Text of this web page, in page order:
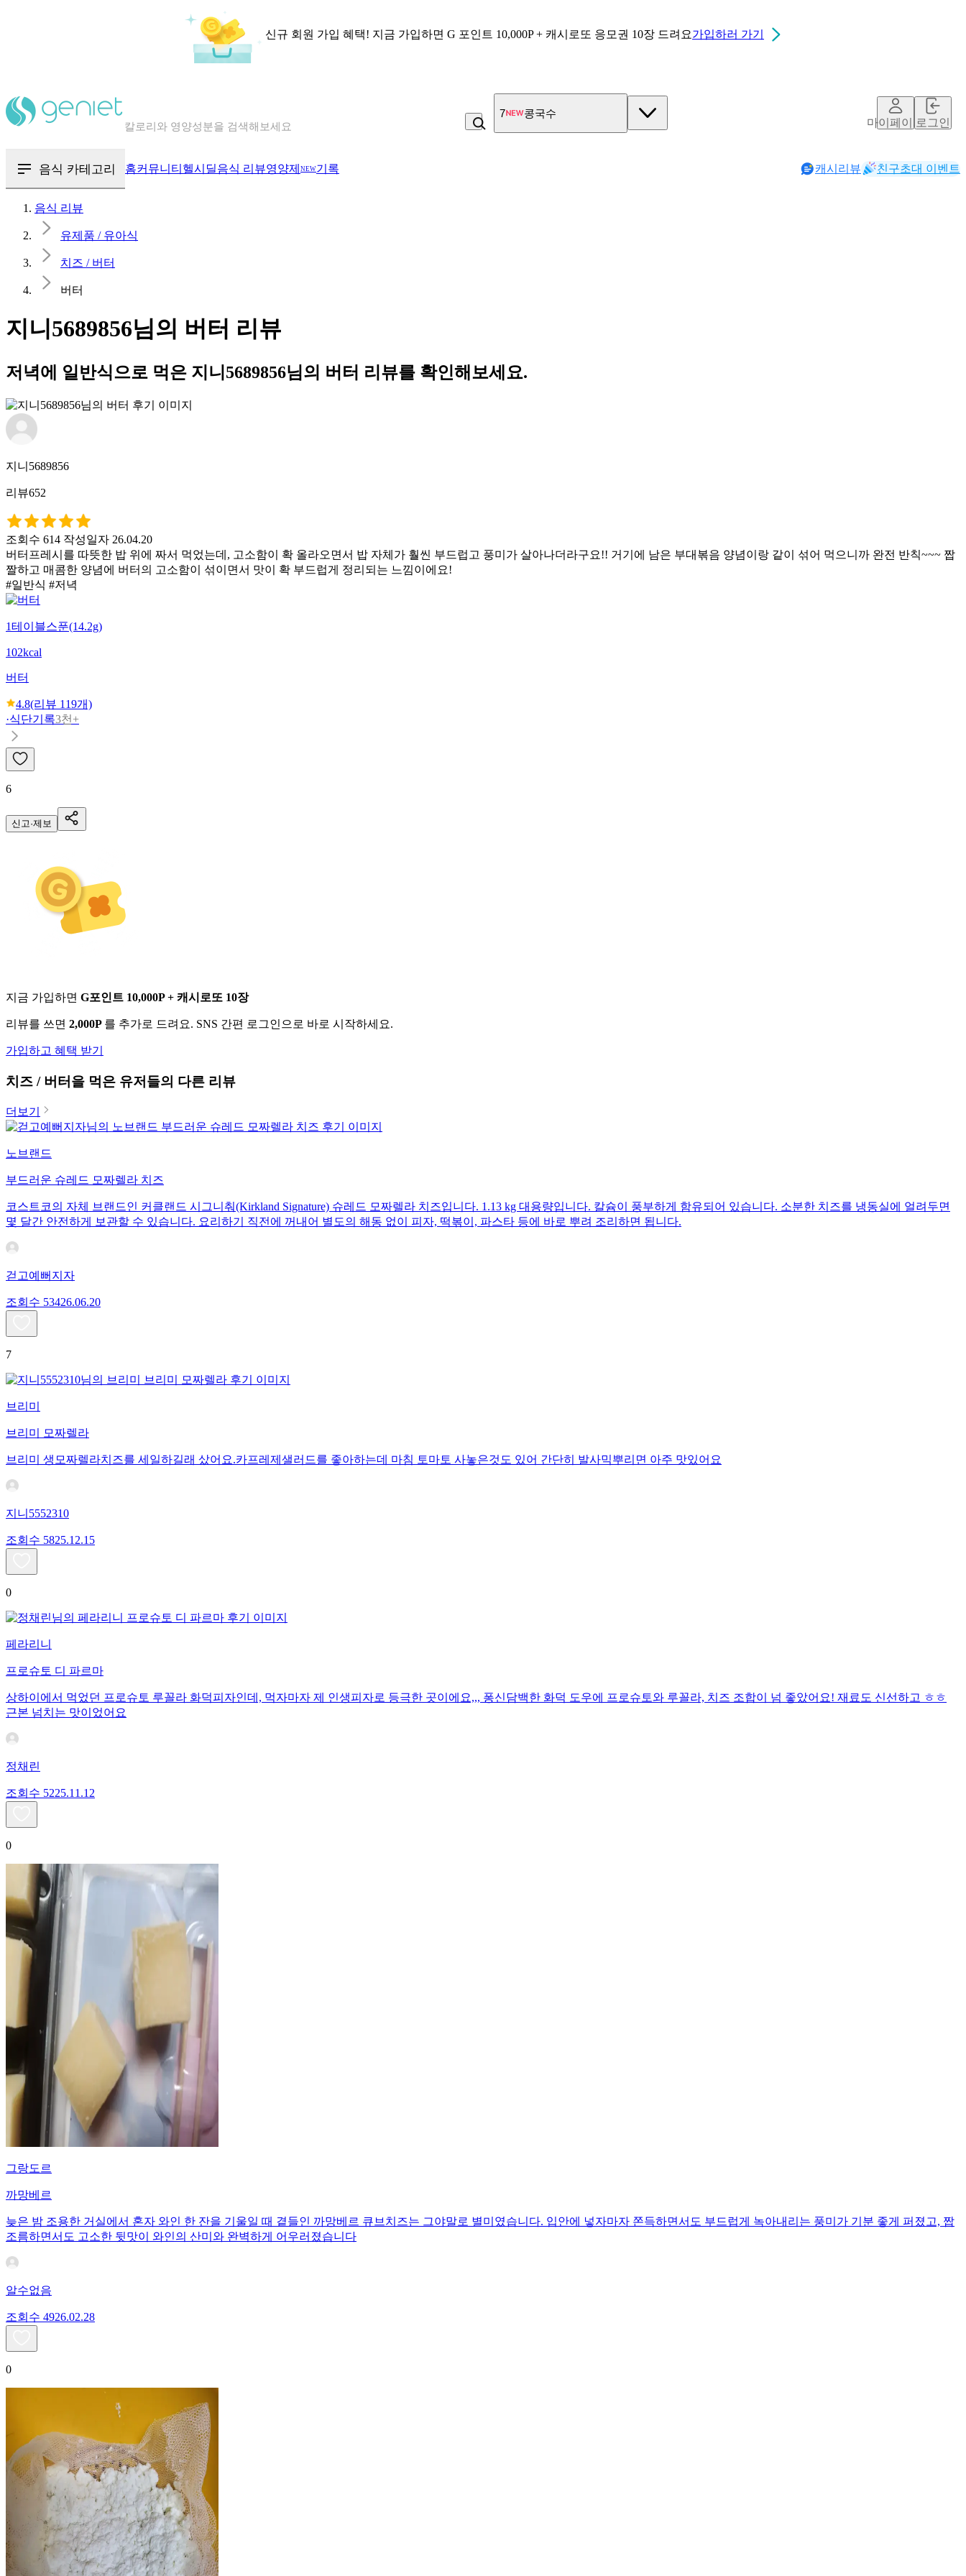
신규 회원 가입 혜택! 지금 가입하면 G 포인트 10,000P + 캐시로또 응모권 10장 드려요가입하러 가기
혈당 · 다이어트 음식 검색해보세요
7 콩국수
마이페이지로그인
음식 카테고리 홈커뮤니티 헬시딜음식 리뷰영양제 NEW기록 캐시리뷰 친구초대 이벤트
음식 리뷰
유제품 / 유아식
치즈 / 버터
버터
지니5689856님의 버터 리뷰
저녁에 일반식으로 먹은 지니5689856님의 버터 리뷰를 확인해보세요.
지니5689856
리뷰652
조회수 614 작성일자 26.04.20
버터프레시를 따뜻한 밥 위에 짜서 먹었는데, 고소함이 확 올라오면서 밥 자체가 훨씬 부드럽고 풍미가 살아나더라구요!! 거기에 남은 부대볶음 양념이랑 같이 섞어 먹으니까 완전 반칙~~~ 짭
짤하고 매콤한 양념에 버터의 고소함이 섞이면서 맛이 확 부드럽게 정리되는 느낌이에요!
#일반식 #저녁
1테이블스푼(14.2g)
102kcal
버터
4.8(리뷰 119개)
·식단기록3천+
6
신고·제보
지금 가입하면 G포인트 10,000P + 캐시로또 10장
리뷰를 쓰면 2,000P 를 추가로 드려요. SNS 간편 로그인으로 바로 시작하세요.
가입하고 혜택 받기
치즈 / 버터 을 먹은 유저들의 다른 리뷰
더보기
노브랜드
부드러운 슈레드 모짜렐라 치즈
코스트코의 자체 브랜드인 커클랜드 시그니춰(Kirkland Signature) 슈레드 모짜렐라 치즈입니다. 1.13 kg 대용량입니다. 칼슘이 풍부하게 함유되어 있습니다. 소분한 치즈를 냉동실에 얼려두면
몇 달간 안전하게 보관할 수 있습니다. 요리하기 직전에 꺼내어 별도의 해동 없이 피자, 떡볶이, 파스타 등에 바로 뿌려 조리하면 됩니다.
걷고예뻐지자
조회수 53426.06.20
7
브리미
브리미 모짜렐라
브리미 생모짜렐라치즈를 세일하길래 샀어요.카프레제샐러드를 좋아하는데 마침 토마토 사놓은것도 있어 간단히 발사믹뿌리면 아주 맛있어요
지니5552310
조회수 5825.12.15
0
페라리니
프로슈토 디 파르마
상하이에서 먹었던 프로슈토 루꼴라 화덕피자인데, 먹자마자 제 인생피자로 등극한 곳이에요,,, 퐁신담백한 화덕 도우에 프로슈토와 루꼴라, 치즈 조합이 넘 좋았어요! 재료도 신선하고 ㅎㅎ
근본 넘치는 맛이었어요
정채린
조회수 5225.11.12
0
그랑도르
까망베르
늦은 밤 조용한 거실에서 혼자 와인 한 잔을 기울일 때 곁들인 까망베르 큐브치즈는 그야말로 별미였습니다. 입안에 넣자마자 쫀득하면서도 부드럽게 녹아내리는 풍미가 기분 좋게 퍼졌고, 짭
조름하면서도 고소한 뒷맛이 와인의 산미와 완벽하게 어우러졌습니다
알수없음
조회수 4926.02.28
0